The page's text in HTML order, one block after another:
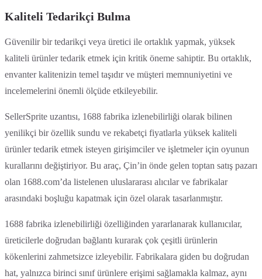
Kaliteli Tedarikçi Bulma
Güvenilir bir tedarikçi veya üretici ile ortaklık yapmak, yüksek
kaliteli ürünler tedarik etmek için kritik öneme sahiptir. Bu ortaklık,
envanter kalitenizin temel taşıdır ve müşteri memnuniyetini ve
incelemelerini önemli ölçüde etkileyebilir.
SellerSprite uzantısı, 1688 fabrika izlenebilirliği olarak bilinen
yenilikçi bir özellik sundu ve rekabetçi fiyatlarla yüksek kaliteli
ürünler tedarik etmek isteyen girişimciler ve işletmeler için oyunun
kurallarını değiştiriyor. Bu araç, Çin’in önde gelen toptan satış pazarı
olan 1688.com’da listelenen uluslararası alıcılar ve fabrikalar
arasındaki boşluğu kapatmak için özel olarak tasarlanmıştır.
1688 fabrika izlenebilirliği özelliğinden yararlanarak kullanıcılar,
üreticilerle doğrudan bağlantı kurarak çok çeşitli ürünlerin
kökenlerini zahmetsizce izleyebilir. Fabrikalara giden bu doğrudan
hat, yalnızca birinci sınıf ürünlere erişimi sağlamakla kalmaz, aynı